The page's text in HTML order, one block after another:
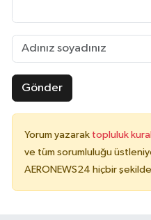
Gönder
Yorum yazarak topluluk
ve tüm sorumluluğu
AERONEWS24 hiçbir